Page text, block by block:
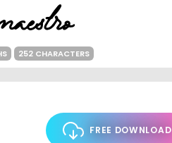
252 CHARACTERS
FREE DOWNLOAD